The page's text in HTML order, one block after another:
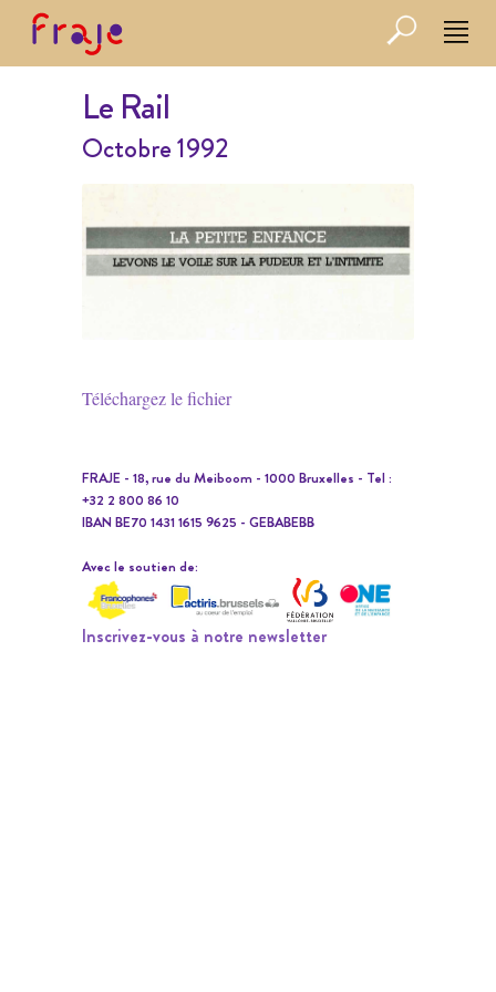
Le Rail
Octobre 1992
Téléchargez le fichier
FRAJE - 18, rue du Meiboom - 1000 Bruxelles - Tel :
+32 2 800 86 10
IBAN BE70 1431 1615 9625 - GEBABEBB
Avec le soutien de:
Inscrivez-vous à notre newsletter